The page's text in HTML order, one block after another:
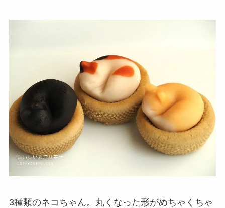
3種類のネコちゃん。丸くなった形がめちゃくちゃ